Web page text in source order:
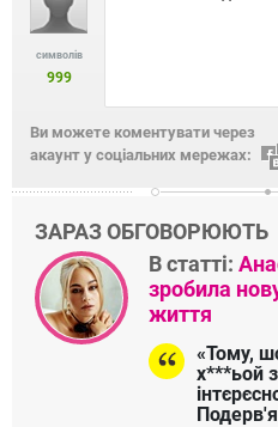
символів
999
Ви можете коментувати через
акаунт у соціальних мережах:
ЗАРАЗ ОБГОВОРЮЮТЬ
В статті:
зробила
життя
«Тому,
х***ьой